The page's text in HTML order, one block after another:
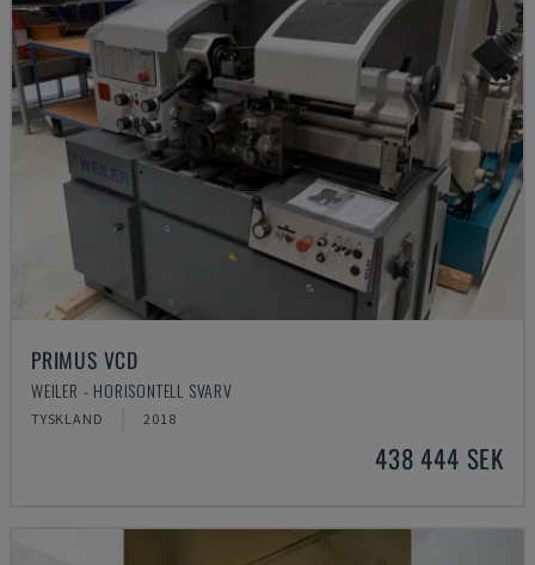
PRIMUS VCD
WEILER - HORISONTELL SVARV
TYSKLAND 2018
438 444 SEK